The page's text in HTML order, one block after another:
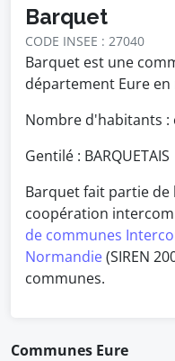
Barquet
CODE INSEE : 27040
Barquet est une
département Eure
Nombre d'habitants :
Gentilé : BARQUETAIS
Barquet fait partie
coopération
de communes
Normandie(SIREN
communes.
Communes Eure